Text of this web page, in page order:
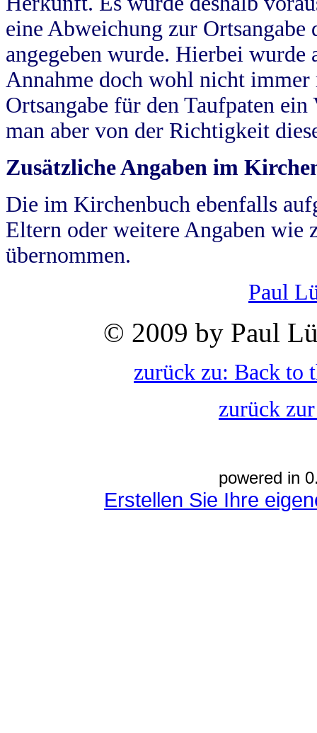
eine Abweichung zur
angegeben wurde. Hierbei wurde
Annahme doch wohl nicht
Ortsangabe für den Taufpaten
man aber von der Richtigkeit
Zusätzliche Angaben im
Die im Kirchenbuch ebenfalls
Eltern oder weitere Angaben wie
übernommen.
Paul
© 2009 by Paul
zurück zu: Back to
zurück
powered in
Erstellen Sie Ihre